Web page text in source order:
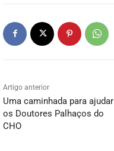
Artigo anterior
Uma caminhada para ajudar
os Doutores Palhaços do
CHO